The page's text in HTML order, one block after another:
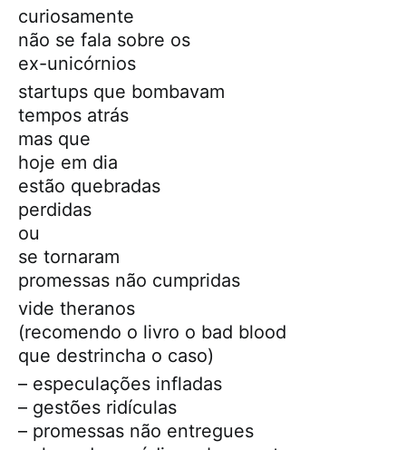
curiosamente
não se fala sobre os
ex-unicórnios
startups que bombavam
tempos atrás
mas que
hoje em dia
estão quebradas
perdidas
ou
se tornaram
promessas não cumpridas
vide theranos
(recomendo o livro o bad blood
que destrincha o caso)
– especulações infladas
– gestões ridículas
– promessas não entregues